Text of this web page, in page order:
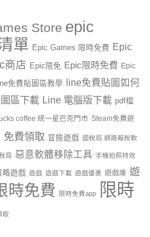
Store epic
單 Epic Games 限時免費 Epic
商店 Epic限免 Epic限時免費 Epic
免費貼圖區教學
line免費貼圖如何
區下載 Line 電腦版下載 pdf檔
coffee 統一星巴克門市 Steam免費遊
免費領取 冒險遊戲 國稅局 網路報稅軟
局 惡意軟體移除工具 手機拍照特效
略遊戲 遊戲 遊戲下載 遊戲優惠 遊戲庫 遊
時免費 限時免費app
限時
取